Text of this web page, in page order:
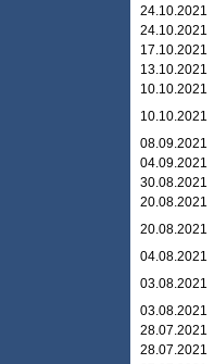
24.10.2021
24.10.2021
17.10.2021
13.10.2021
10.10.2021
10.10.2021
08.09.2021
04.09.2021
30.08.2021
20.08.2021
20.08.2021
04.08.2021
03.08.2021
03.08.2021
28.07.2021
28.07.2021